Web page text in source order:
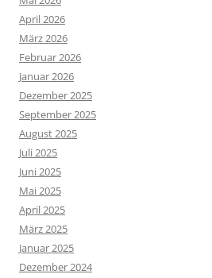
April 2026
März 2026
Februar 2026
Januar 2026
Dezember 2025
September 2025
August 2025
Juli 2025
Juni 2025
Mai 2025
April 2025
März 2025
Januar 2025
Dezember 2024